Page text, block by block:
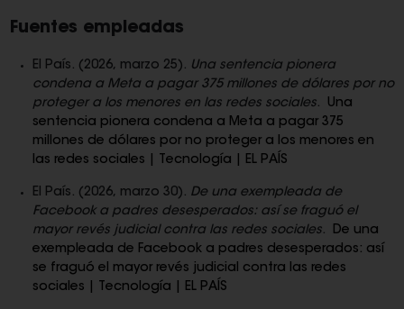
Fuentes empleadas
El País. (2026, marzo 25). Una sentencia pionera
condena a Meta a pagar 375 millones de dólares por no
proteger a los menores en las redes sociales.
Una
sentencia pionera condena a Meta a pagar 375
millones de dólares por no proteger a los menores en
las redes sociales | Tecnología | EL PAÍS
El País. (2026, marzo 30). De una exempleada de
Facebook a padres desesperados: así se fraguó el
mayor revés judicial contra las redes sociales.
De una
exempleada de Facebook a padres desesperados: así
se fraguó el mayor revés judicial contra las redes
sociales | Tecnología | EL PAÍS